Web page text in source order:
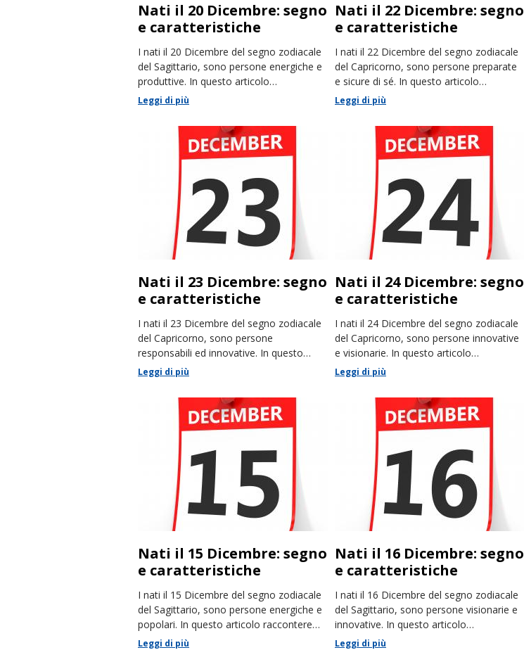
Nati il 20 Dicembre: segno
e caratteristiche
I nati il 20 Dicembre del segno zodiacale
del Sagittario, sono persone energiche e
produttive. In questo articolo
racconteremo le loro caratteristiche.
Leggi di più
Nati il 22 Dicembre: segno
e caratteristiche
I nati il 22 Dicembre del segno zodiacale
del Capricorno, sono persone preparate
e sicure di sé. In questo articolo
racconteremo le loro caratteristiche.
Leggi di più
Nati il 23 Dicembre: segno
e caratteristiche
I nati il 23 Dicembre del segno zodiacale
del Capricorno, sono persone
responsabili ed innovative. In questo
articolo racconteremo le loro
Leggi di più
Nati il 24 Dicembre: segno
e caratteristiche
I nati il 24 Dicembre del segno zodiacale
del Capricorno, sono persone innovative
e visionarie. In questo articolo
racconteremo le loro caratteristiche.
Leggi di più
Nati il 15 Dicembre: segno
e caratteristiche
I nati il 15 Dicembre del segno zodiacale
del Sagittario, sono persone energiche e
popolari. In questo articolo racconteremo
le loro caratteristiche.
Leggi di più
Nati il 16 Dicembre: segno
e caratteristiche
I nati il 16 Dicembre del segno zodiacale
del Sagittario, sono persone visionarie e
innovative. In questo articolo
racconteremo le loro caratteristiche.
Leggi di più